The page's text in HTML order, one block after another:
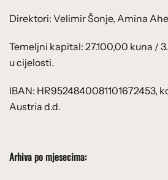
Direktori: Velimir Šonje, Amina
Temeljni kapital: 27.100,00 kuna /
u cijelosti.
IBAN: HR9524840081101672453,
Austria d.d.
Arhiva po mjesecima: